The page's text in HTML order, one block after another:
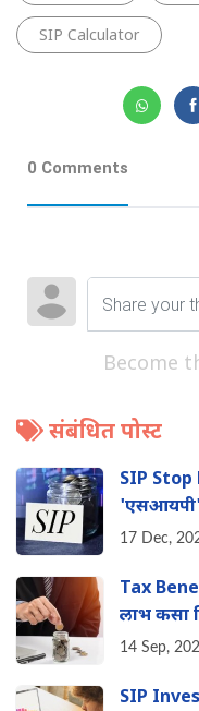
SIP Calculator
0 Comments
Become
संबंधित पोस्ट
SIP
'एसआयपी'
पैशांवर
17 Dec,
Tax
लाभ कसा
फायदे?
14 Sep,
SIP